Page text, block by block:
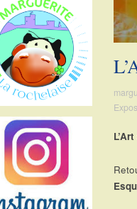
sur
Facebook
sur
Twitter
sur
Instagram
sur
Pinterest